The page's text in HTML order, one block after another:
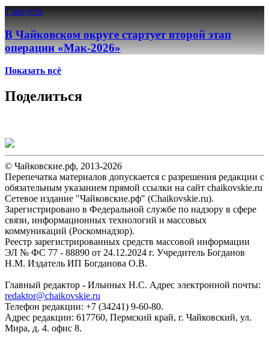
7 августа
В Чайковском округе стартует второй этап
операции «Мак-2026»
Показать всё
Поделиться
© Чайковские.рф, 2013-2026
Перепечатка материалов допускается с разрешения редакции с
обязательным указанием прямой ссылки на сайт chaikovskie.ru
Сетевое издание "Чайковские.рф" (Chaikovskie.ru).
Зарегистрировано в Федеральной службе по надзору в сфере
связи, информационных технологий и массовых
коммуникаций (Роскомнадзор).
Реестр зарегистрированных средств массовой информации
ЭЛ № ФС 77 - 88890 от 24.12.2024 г. Учредитель Богданов
Н.М. Издатель ИП Богданова О.В.
Главный редактор - Ильиных Н.С. Адрес электронной почты:
redaktor@chaikovskie.ru
Телефон редакции: +7 (34241) 9-60-80.
Адрес редакции: 617760, Пермский край, г. Чайковский, ул.
Мира, д. 4. офис 8.